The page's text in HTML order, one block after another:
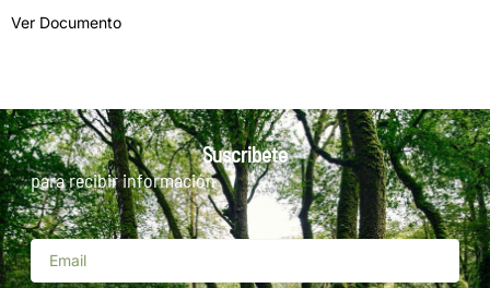
Ver Documento
Suscribete
para recibir información